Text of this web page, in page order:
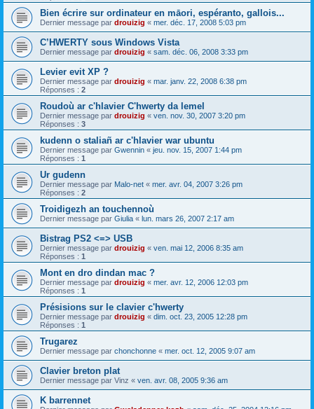
Bien écrire sur ordinateur en māori, espéranto, gallois...
Dernier message par drouizig « mer. déc. 17, 2008 5:03 pm
C’HWERTY sous Windows Vista
Dernier message par drouizig « sam. déc. 06, 2008 3:33 pm
Levier evit XP ?
Dernier message par drouizig « mar. janv. 22, 2008 6:38 pm
Réponses : 2
Roudoù ar c'hlavier C'hwerty da lemel
Dernier message par drouizig « ven. nov. 30, 2007 3:20 pm
Réponses : 3
kudenn o staliañ ar c'hlavier war ubuntu
Dernier message par Gwennin « jeu. nov. 15, 2007 1:44 pm
Réponses : 1
Ur gudenn
Dernier message par Malo-net « mer. avr. 04, 2007 3:26 pm
Réponses : 2
Troidigezh an touchennoù
Dernier message par Giulia « lun. mars 26, 2007 2:17 am
Bistrag PS2 <=> USB
Dernier message par drouizig « ven. mai 12, 2006 8:35 am
Réponses : 1
Mont en dro dindan mac ?
Dernier message par drouizig « mer. avr. 12, 2006 12:03 pm
Réponses : 1
Présisions sur le clavier c'hwerty
Dernier message par drouizig « dim. oct. 23, 2005 12:28 pm
Réponses : 1
Trugarez
Dernier message par chonchonne « mer. oct. 12, 2005 9:07 am
Clavier breton plat
Dernier message par Vinz « ven. avr. 08, 2005 9:36 am
K barrennet